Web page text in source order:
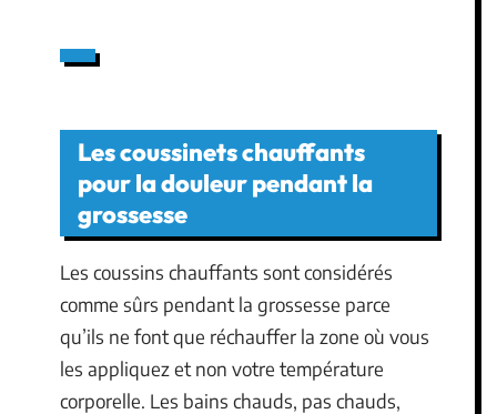
Les coussinets chauffants
pour la douleur pendant la
grossesse
Les coussins chauffants sont considérés
comme sûrs pendant la grossesse parce
qu’ils ne font que réchauffer la zone où vous
les appliquez et non votre température
corporelle. Les bains chauds, pas chauds,